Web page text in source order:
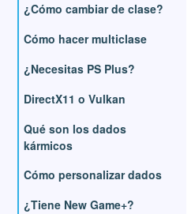
¿Cómo cambiar de clase?
Cómo hacer multiclase
¿Necesitas PS Plus?
DirectX11 o Vulkan
Qué son los dados
kármicos
Cómo personalizar dados
¿Tiene New Game+?